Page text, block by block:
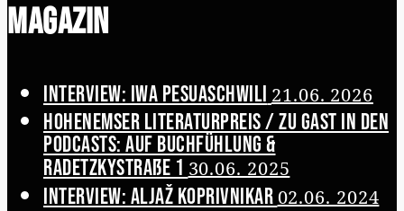
Magazin
Interview: Iwa Pesuaschwili 21.06. 2026
Hohenemser Literaturpreis / Zu Gast in den
Podcasts: Auf Buchfühlung &
Radetzkystraße 1 30.06. 2025
Interview: Aljaž Koprivnikar 02.06. 2024